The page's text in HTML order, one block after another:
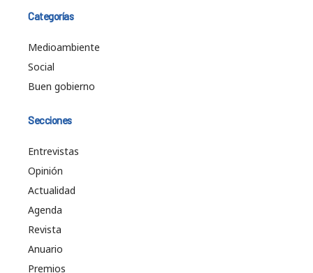
Categorías
Medioambiente
Social
Buen gobierno
Secciones
Entrevistas
Opinión
Actualidad
Agenda
Revista
Anuario
Premios